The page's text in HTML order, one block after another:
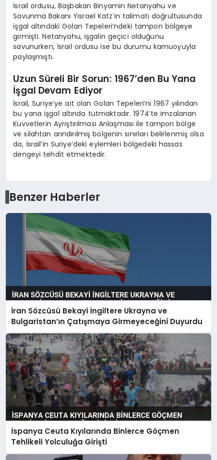
İsrail ordusu, Başbakan Binyamin Netanyahu ve
Savunma Bakanı Yisrael Katz’ın talimatı doğrultusunda
işgal altındaki Golan Tepeleri’ndeki tampon bölgeye
girmişti. Netanyahu, işgalin geçici olduğunu
savunurken, İsrail ordusu ise bu durumu kamuoyuyla
paylaşmıştı.
Uzun Süreli Bir Sorun: 1967’den Bu Yana
İşgal Devam Ediyor
İsrail, Suriye’ye ait olan Golan Tepeleri’ni 1967 yılından
bu yana işgal altında tutmaktadır. 1974’te imzalanan
Kuvvetlerin Ayrıştırılması Anlaşması ile tampon bölge
ve silahtan arındırılmış bölgenin sınırları belirlenmiş olsa
da, İsrail’in Suriye’deki eylemleri bölgedeki hassas
dengeyi tehdit etmektedir.
Benzer Haberler
İran Sözcüsü Bekayi İngiltere Ukrayna ve
Bulgaristan’ın Çatışmaya Girmeyeceğini Duyurdu
İspanya Ceuta Kıyılarında Binlerce Göçmen
Tehlikeli Yolculuğa Girişti